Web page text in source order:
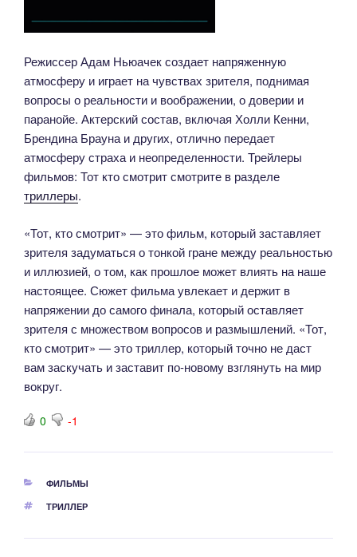
Режиссер Адам Ньюачек создает напряженную
атмосферу и играет на чувствах зрителя, поднимая
вопросы о реальности и воображении, о доверии и
паранойе. Актерский состав, включая Холли Кенни,
Брендина Брауна и других, отлично передает
атмосферу страха и неопределенности. Трейлеры
фильмов: Тот кто смотрит смотрите в разделе
триллеры.
«Тот, кто смотрит» — это фильм, который заставляет
зрителя задуматься о тонкой гране между реальностью
и иллюзией, о том, как прошлое может влиять на наше
настоящее. Сюжет фильма увлекает и держит в
напряжении до самого финала, который оставляет
зрителя с множеством вопросов и размышлений. «Тот,
кто смотрит» — это триллер, который точно не даст
вам заскучать и заставит по-новому взглянуть на мир
вокруг.
0 -1
РУБРИКИ
ФИЛЬМЫ
МЕТКИ
ТРИЛЛЕР